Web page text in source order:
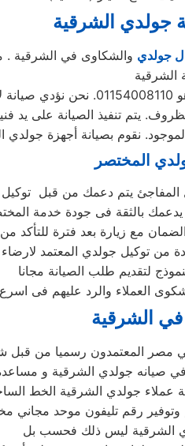
جولدي الشرقية
جولدي والشكاوى في الشرقية .
المختصر
المفاجئ يتم دعمك من قبل
من توكيل جولدي المعتمد لارضاء
لتقديم طلب الصيانة مجانا
الشرقية
مصر المعتمدون رسميا من قبل
صيانه جولدي الشرقية و مساعدة
عملاء جولدي الشرقية الخط
رقم تليفون موحد مجاني
الشرقية ليس ذلك فحسب بل